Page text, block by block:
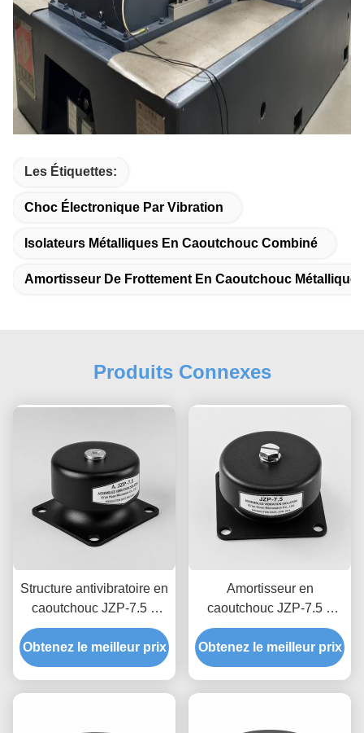
Les Étiquettes:
Choc Électronique Par Vibration
Isolateurs Métalliques En Caoutchouc Combiné
Amortisseur De Frottement En Caoutchouc Métallique
Produits Connexes
Structure antivibratoire en
caoutchouc JZP-7.5 à
verrouillage anti-
séparation avec
traçabilité de lot moulée
Obtenez le meilleur prix
Amortisseur en
caoutchouc JZP-7.5 à
conception hygiénique et
lisse avec amortissement
progressif facile à laver
Obtenez le meilleur prix